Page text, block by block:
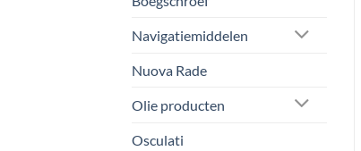
Navigatiemiddelen
Nuova Rade
Olie producten
Osculati